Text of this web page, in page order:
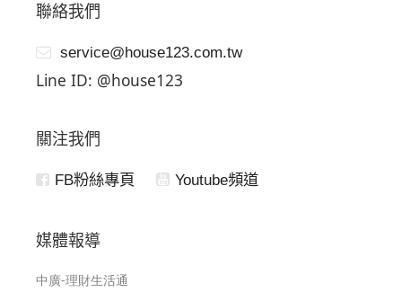
聯絡我們
service@house123.com.tw
Line ID: @house123
關注我們
FB粉絲專頁 Youtube頻道
媒體報導
中廣-理財生活通